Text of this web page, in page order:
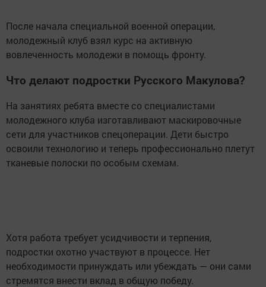
После начала специальной военной операции,
молодежный клуб взял курс на активную
вовлеченность молодежи в помощь фронту.
Что делают подростки Русского Макулова?
На занятиях ребята вместе со специалистами
молодежного клуба изготавливают маскировочные
сети для участников спецоперации. Дети быстро
освоили технологию и теперь профессионально плетут
тканевые полоски по особым схемам.
Хотя работа требует усидчивости и терпения,
подростки охотно участвуют в процессе. Нет
необходимости принуждать или убеждать — они сами
стремятся внести вклад в общую победу.